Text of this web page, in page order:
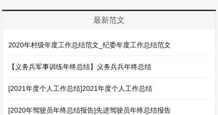
最新范文
2020年村级年度工作总结范文_纪委年度工作总结范文
【义务兵军事训练年终总结】义务兵兵年终总结
[2021年度个人工作总结]2021年度个人工作总结
[2020年驾驶员年终总结报告]先进驾驶员年终总结报告